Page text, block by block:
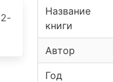
Название
книги
Автор
Год